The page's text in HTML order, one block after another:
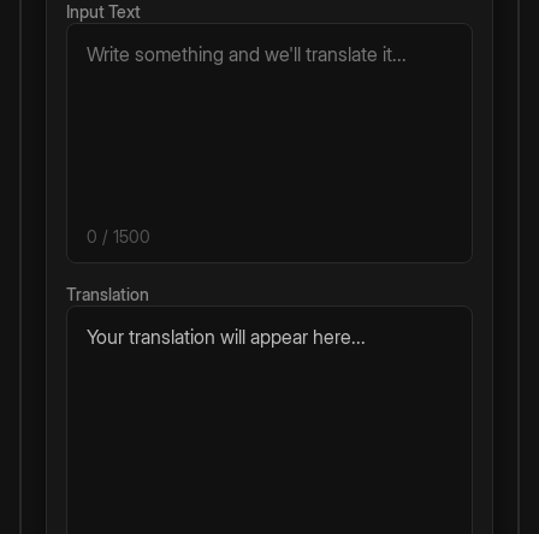
Input Text
0 / 1500
Translation
Your translation will appear here...